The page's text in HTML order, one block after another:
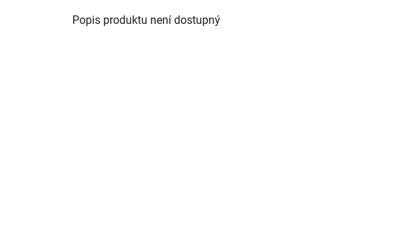
Popis produktu není dostupný